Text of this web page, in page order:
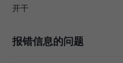
开干
报错信息的问题